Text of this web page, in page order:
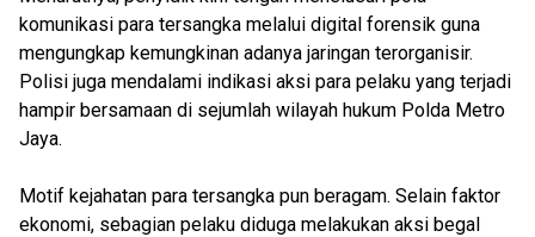
komunikasi para tersangka melalui digital forensik guna
mengungkap kemungkinan adanya jaringan terorganisir.
Polisi juga mendalami indikasi aksi para pelaku yang terjadi
hampir bersamaan di sejumlah wilayah hukum Polda Metro
Jaya.
Motif kejahatan para tersangka pun beragam. Selain faktor
ekonomi, sebagian pelaku diduga melakukan aksi begal